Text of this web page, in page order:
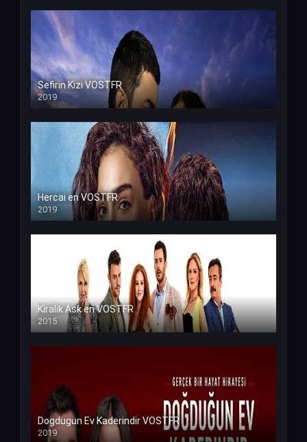
Sefirin Kizi VOSTFR
2019
Hercai en VOSTFR
2019
Kiralik Ask en VOSTFR
2015
Dogdugun Ev Kaderindir VOSTFR
2019